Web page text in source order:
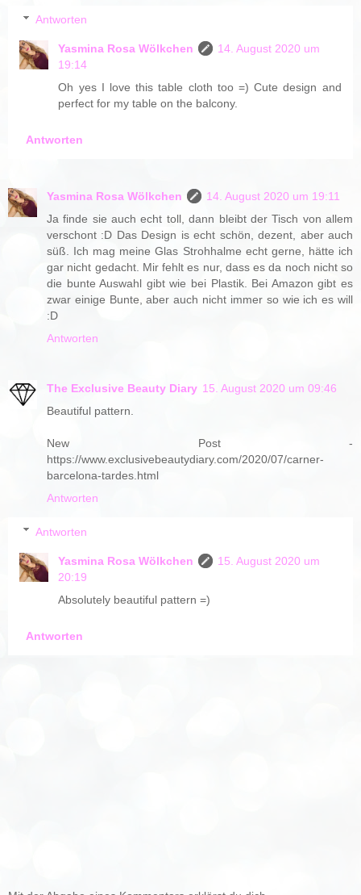
Antworten
Yasmina Rosa Wölkchen
14. August 2020 um
19:14
Oh yes I love this table cloth too =) Cute design and
perfect for my table on the balcony.
Antworten
Yasmina Rosa Wölkchen
14. August 2020 um 19:11
Ja finde sie auch echt toll, dann bleibt der Tisch von allem
verschont :D Das Design is echt schön, dezent, aber auch
süß. Ich mag meine Glas Strohhalme echt gerne, hätte ich
gar nicht gedacht. Mir fehlt es nur, dass es da noch nicht so
die bunte Auswahl gibt wie bei Plastik. Bei Amazon gibt es
zwar einige Bunte, aber auch nicht immer so wie ich es will
:D
Antworten
The Exclusive Beauty Diary 15. August 2020 um 09:46
Beautiful pattern.
New Post -
https://www.exclusivebeautydiary.com/2020/07/carner-
barcelona-tardes.html
Antworten
Antworten
Yasmina Rosa Wölkchen
15. August 2020 um
20:19
Absolutely beautiful pattern =)
Antworten